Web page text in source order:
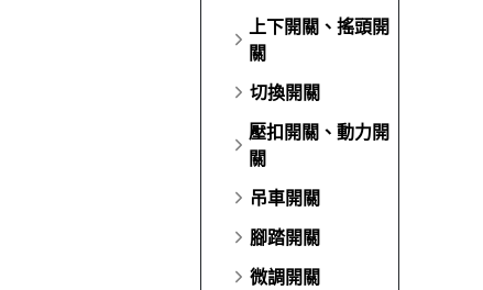
上下開關、搖頭開
關
切換開關
壓扣開關、動力開
關
吊車開關
腳踏開關
微調開關